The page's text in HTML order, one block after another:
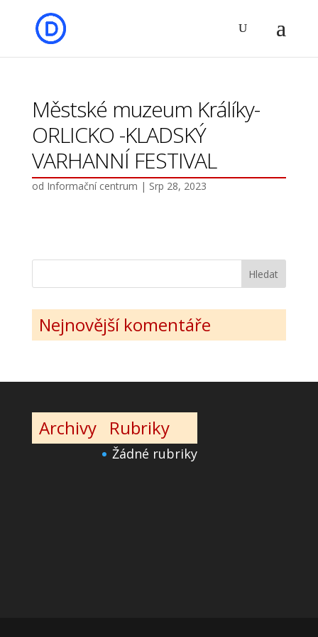
Městské muzeum Králíky-
ORLICKO -KLADSKÝ
VARHANNÍ FESTIVAL
od Informační centrum | Srp 28, 2023
Nejnovější komentáře
Archivy Rubriky
Žádné rubriky